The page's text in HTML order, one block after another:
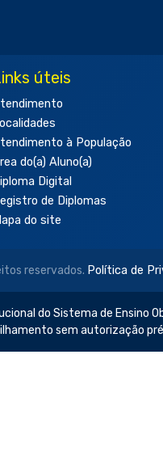
úteis
à População
do(a) Aluno(a)
Digital
de Diplomas
do site
reservados. Política de
do Sistema de Ensino
sem autorização